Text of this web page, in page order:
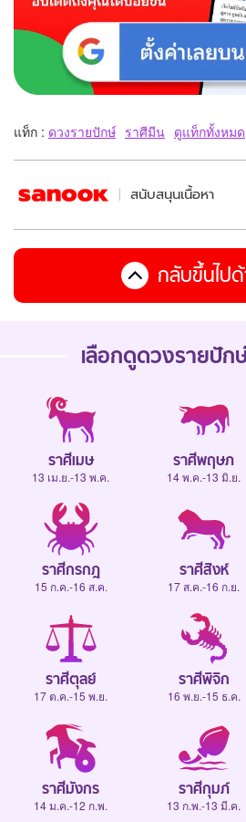
แท็ก : ดวงรายปักษ์ ราศีมีน ดูแท็กทั้งหมด
สนับสนุนเนื้อหา
กลับขึ้นไป
เลือกดูดวงรายปัก
ราศีเมษ
13 เม.ย.-13 พ.ค.
ราศีพฤษภ
14 พ.ค.-13 มิ.ย.
ราศีกรกฎ
15 ก.ค.-16 ส.ค.
ราศีสิงห์
17 ส.ค.-16 ก.ย.
ราศีตุลย์
17 ต.ค.-15 พ.ย.
ราศีพิจิก
16 พ.ย.-15 ธ.ค.
ราศีมังกร
14 ม.ค.-12 ก.พ.
ราศีกุมภ์
13 ก.พ.-13 มี.ค.